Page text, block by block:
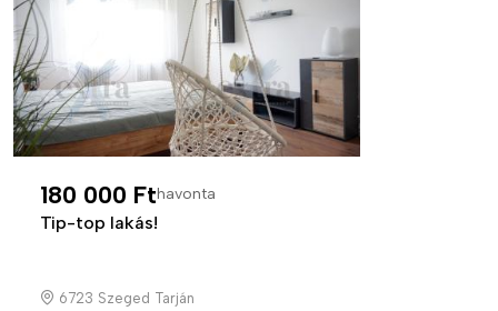
180 000 Fthavonta
Tip-top lakás!
6723 Szeged Tarján